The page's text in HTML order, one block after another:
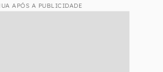
APÓS A PUBLICIDADE